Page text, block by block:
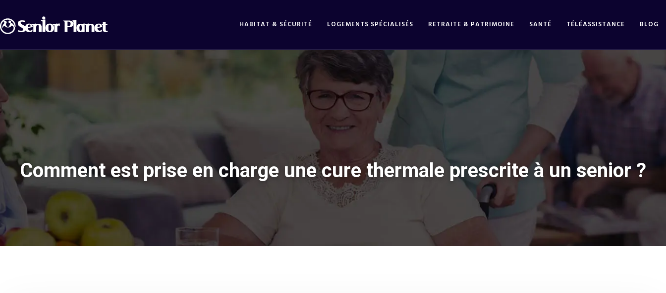
HABITAT & SÉCURITÉ LOGEMENTS SPÉCIALISÉS RETRAITE & PATRIMOINE SANTÉ TÉLÉASSISTANCE BLOG
Comment est prise en charge une cure thermale prescrite à un senior ?